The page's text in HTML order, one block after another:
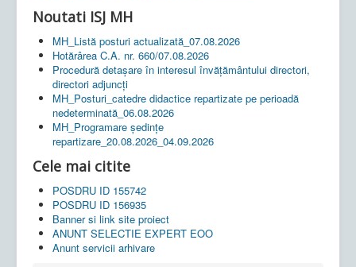
Noutati ISJ MH
MH_Listă posturi actualizată_07.08.2026
Hotărârea C.A. nr. 660/07.08.2026
Procedură detașare în interesul învățământului directori,
directori adjuncți
MH_Posturi_catedre didactice repartizate pe perioadă
nedeterminată_06.08.2026
MH_Programare ședințe
repartizare_20.08.2026_04.09.2026
Cele mai citite
POSDRU ID 155742
POSDRU ID 156935
Banner si link site proiect
ANUNT SELECTIE EXPERT EOO
Anunt servicii arhivare